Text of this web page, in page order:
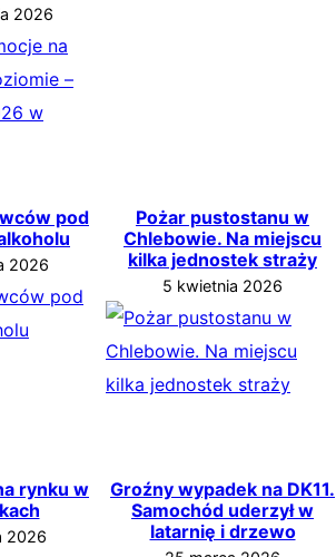
2026
pod
2026
Pożar pustostanu w
Chlebowie. Na miejscu
kilka jednostek straży
5 kwietnia 2026
rynku w
2026
Groźny wypadek na DK11.
Samochód uderzył w
latarnię i drzewo